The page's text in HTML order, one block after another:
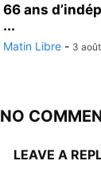
66 ans
...
Matin Libre - 3
NO
LEAVE A